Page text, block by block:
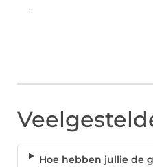
.
Hoe hebben jullie de